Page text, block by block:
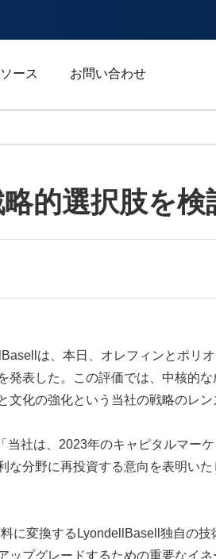
ース お問い合わせ
エネルギー
的選択肢を検
は、本日、オレフィンとポリ
表した。この評価では、中核的
化の強化という当社の戦略のレン
社は、2023年のキャピタルマー
分野に再投資する意向を表明い
に変換するLyondellBasell独自の
プグレードするための重要なイ